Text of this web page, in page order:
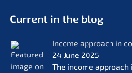
Current in the blog
Income approach in
24 June 2025
The income